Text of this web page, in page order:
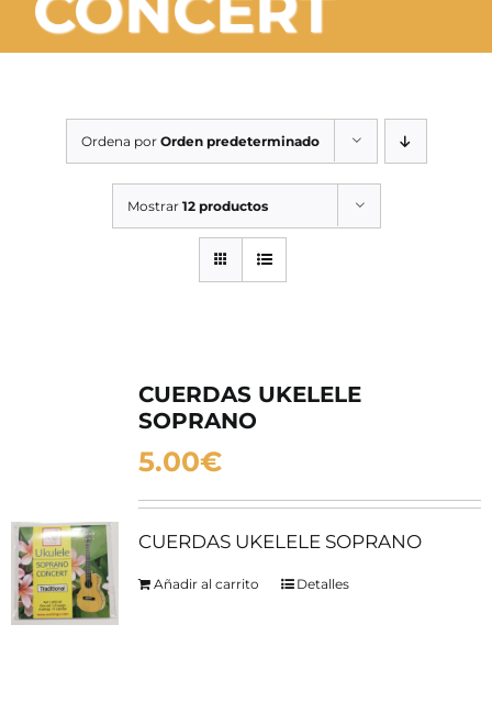
OCASIÓN
SERVICIOS TALLER
Ordena por Orden predeterminado
Mostrar 12 productos
CUERDAS UKELELE
SOPRANO
5.00€
CUERDAS UKELELE SOPRANO
Añadir al carrito Detalles